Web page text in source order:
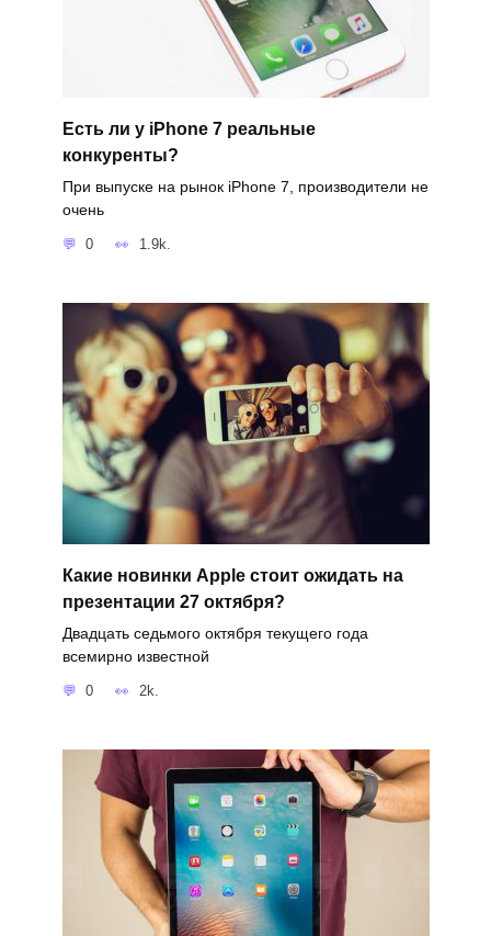
Есть ли у iPhone 7 реальные
конкуренты?
При выпуске на рынок iPhone 7, производители не
очень
0 1.9k.
Какие новинки Apple стоит ожидать на
презентации 27 октября?
Двадцать седьмого октября текущего года
всемирно известной
0 2k.